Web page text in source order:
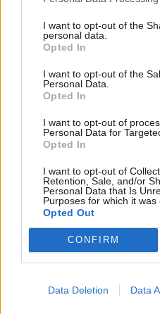
I want to opt-out of the
personal data.
Opted In
I want to opt-out of the
Personal Data.
Opted In
I want to opt-out of
Personal Data for
Opted In
I want to opt-out of
Retention, Sale, and/or
Personal Data that Is
Purposes for which it was
Opted Out
CONFIRM
Data Deletion Data
Τουρισμός για Όλους
θέλετε να γνωρίζετε
Αν και πολλοί δεν έχουν φύγει
διακοπές, μπορούν να
καθώς η πλατφόρμα για το νέο